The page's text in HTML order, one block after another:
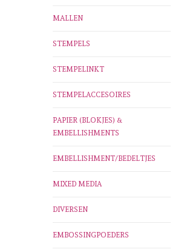
MALLEN
STEMPELS
STEMPELINKT
STEMPELACCESOIRES
PAPIER (BLOKJES) &
EMBELLISHMENTS
EMBELLISHMENT/BEDELTJES
MIXED MEDIA
DIVERSEN
EMBOSSINGPOEDERS